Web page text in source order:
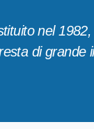
nel
di grande